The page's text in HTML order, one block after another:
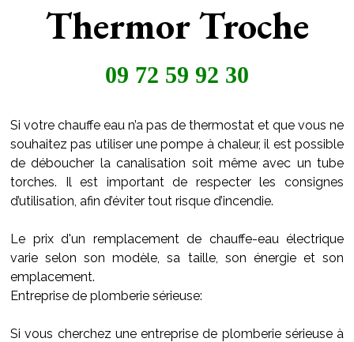
Thermor Troche
09 72 59 92 30
Si votre chauffe eau n’a pas de thermostat et que vous ne
souhaitez pas utiliser une pompe à chaleur, il est possible
de déboucher la canalisation soit même avec un tube
torches. Il est important de respecter les consignes
d’utilisation, afin d’éviter tout risque d’incendie.
Le prix d'un remplacement de chauffe-eau électrique
varie selon son modèle, sa taille, son énergie et son
emplacement.
Entreprise de plomberie sérieuse:
Si vous cherchez une entreprise de plomberie sérieuse à